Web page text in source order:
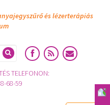
és lézerterápiás
TELEFONON:
68-59